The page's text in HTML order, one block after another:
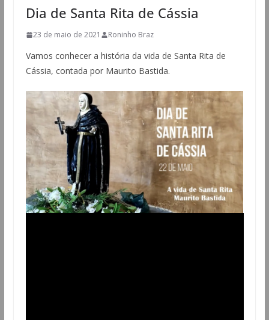
Dia de Santa Rita de Cássia
23 de maio de 2021 Roninho Braz
Vamos conhecer a história da vida de Santa Rita de
Cássia, contada por Maurito Bastida.